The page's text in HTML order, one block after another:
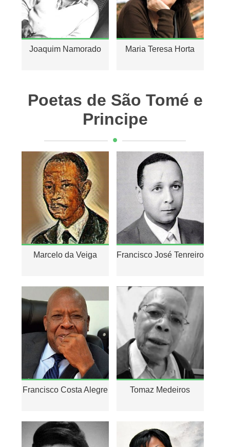
Joaquim Namorado Maria Teresa Horta
Poetas de São Tomé e
Principe
Marcelo da Veiga Francisco José Tenreiro
Francisco Costa Alegre Tomaz Medeiros